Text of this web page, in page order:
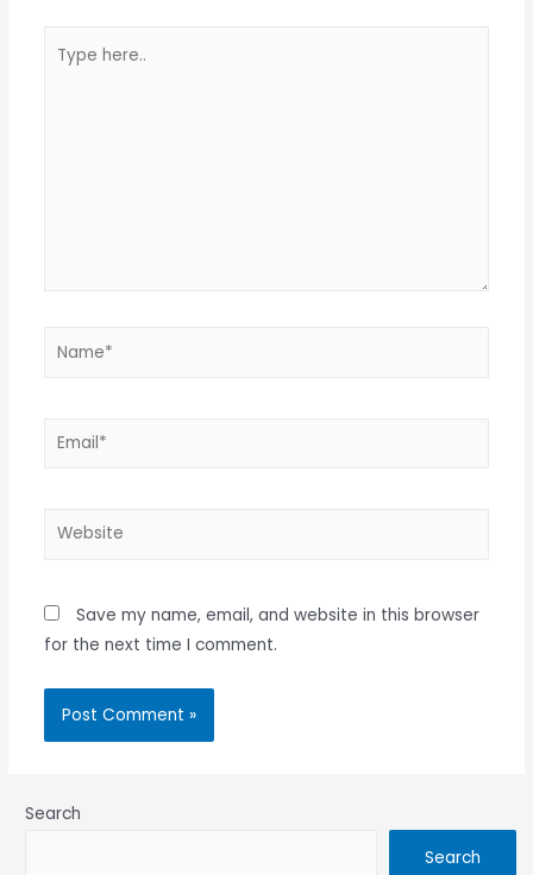
here..
Name*
Email*
Website
Save my name, email, and website in this browser
for the next time I comment.
Search
Search